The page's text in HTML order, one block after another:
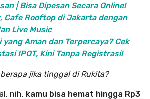
| Bisa Dipesan Secara Online!
Cafe Rooftop di Jakarta dengan
Live Music
Aman dan Terpercaya? Cek
IPOT, Kini Tanpa Registrasi!
jika tinggal di Rukita?
nih, kamu bisa hemat hingga Rp3